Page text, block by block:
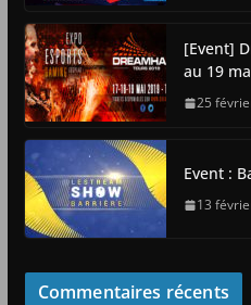
[Event]
au 19
25
Event :
13
Commentaires récents